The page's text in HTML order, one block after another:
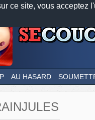
ce site, vous acceptez
AU HASARD